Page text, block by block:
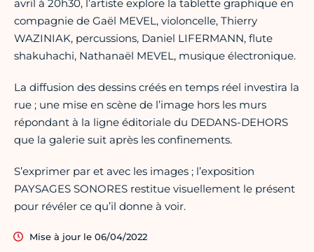
avril à 20h30, l’artiste explore la tablette graphique en
compagnie de Gaël MEVEL, violoncelle, Thierry
WAZINIAK, percussions, Daniel LIFERMANN, flute
shakuhachi, Nathanaël MEVEL, musique électronique.
La diffusion des dessins créés en temps réel investira la
rue ; une mise en scène de l’image hors les murs
répondant à la ligne éditoriale du DEDANS-DEHORS
que la galerie suit après les confinements.
S’exprimer par et avec les images ; l’exposition
PAYSAGES SONORES restitue visuellement le présent
pour révéler ce qu’il donne à voir.
Mise à jour le 06/04/2022